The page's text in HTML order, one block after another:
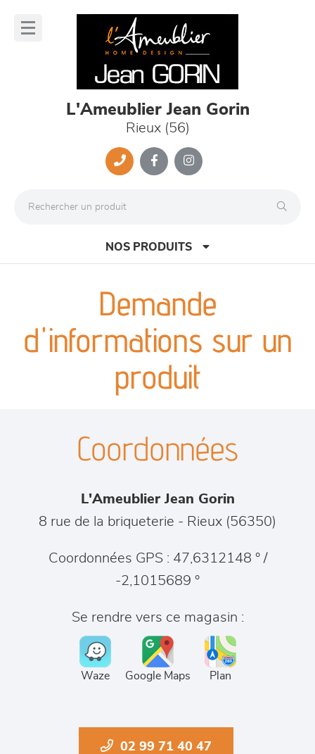
L'Ameublier Jean Gorin
Rieux (56)
NOS PRODUITS
canapés et fauteuils
séjours
meubles de complément
chambres et dressing
décoration
Demande
d'informations sur un
produit
Coordonnées
L'Ameublier Jean Gorin
8 rue de la briqueterie - Rieux (56350)
Coordonnées GPS : 47,6312148 ° /
-2,1015689 °
Se rendre vers ce magasin :
Waze Google Maps Plan
02 99 71 40 47